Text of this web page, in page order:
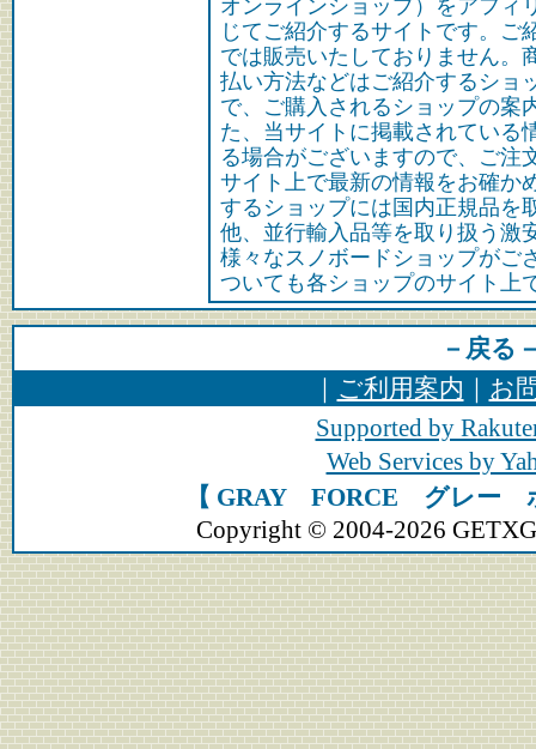
オンラインショップ）をアフィ
じてご紹介するサイトです。ご
では販売いたしておりません。
払い方法などはご紹介するショ
で、ご購入されるショップの案
た、当サイトに掲載されている
る場合がございますので、ご注
サイト上で最新の情報をお確か
するショップには国内正規品を
他、並行輸入品等を取り扱う激
様々なスノボードショップがご
ついても各ショップのサイト上
－戻る
｜ ご利用案内 ｜ お
Supported by
Web Services by
【 GRAY FORCE グレー
Copyright © 2004-2026